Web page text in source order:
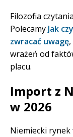
Filozofia
Polecamy Jak
zwracać uwagę
wrażeń od
placu.
Import z
w 2026
Niemiecki rynek